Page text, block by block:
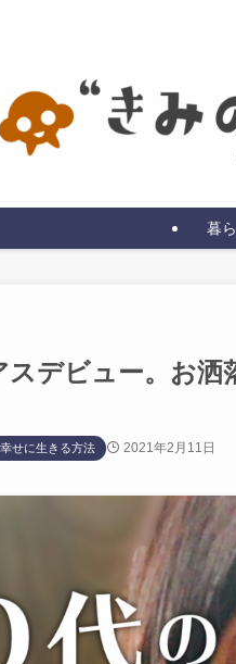
暮
スデビュー。お
せに生きる方法 2021年2月11日